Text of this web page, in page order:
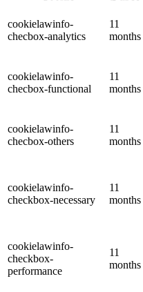
cookielawinfo-
checbox-analytics
11
months
cookielawinfo-
checbox-functional
11
months
cookielawinfo-
checbox-others
11
months
cookielawinfo-
checkbox-necessary
11
months
cookielawinfo-
checkbox-
performance
11
months